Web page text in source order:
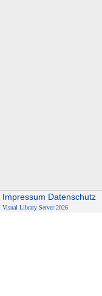
Impressum Datenschutz
Visual Library Server 2026